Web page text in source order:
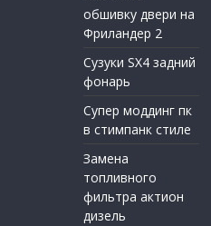
обшивку двери на
Фриландер 2
Сузуки SX4 задний
фонарь
Супер моддинг пк
в стимпанк стиле
Замена
топливного
фильтра актион
дизель